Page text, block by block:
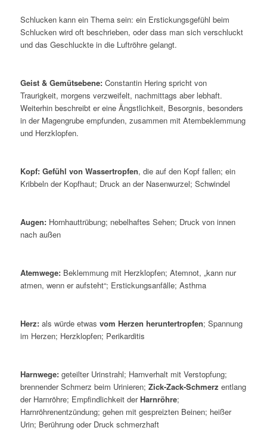
Schlucken kann ein Thema sein: ein Erstickungsgefühl beim
Schlucken wird oft beschrieben, oder dass man sich verschluckt
und das Geschluckte in die Luftröhre gelangt.
Geist & Gemütsebene:Constantin Hering spricht von
Traurigkeit, morgens verzweifelt, nachmittags aber lebhaft.
Weiterhin beschreibt er eine Ängstlichkeit, Besorgnis, besonders
in der Magengrube empfunden, zusammen mit Atembeklemmung
und Herzklopfen.
Kopf: Gefühl von Wassertropfen, die auf den Kopf fallen; ein
Kribbeln der Kopfhaut; Druck an der Nasenwurzel; Schwindel
Augen:Hornhauttrübung; nebelhaftes Sehen; Druck von innen
nach außen
Atemwege:Beklemmung mit Herzklopfen; Atemnot, „kann nur
atmen, wenn er aufsteht“; Erstickungsanfälle; Asthma
Herz:als würde etwas vom Herzen heruntertropfen; Spannung
im Herzen; Herzklopfen; Perikarditis
Harnwege:geteilter Urinstrahl; Harnverhalt mit Verstopfung;
brennender Schmerz beim Urinieren; Zick-Zack-Schmerz entlang
der Harnröhre; Empfindlichkeit der Harnröhre;
Harnröhrenentzündung; gehen mit gespreizten Beinen; heißer
Urin; Berührung oder Druck schmerzhaft